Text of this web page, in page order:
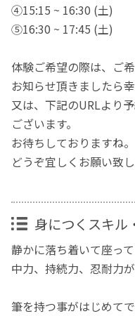
④15:15 ~ 16:30 (土)
⑤16:30 ~ 17:45 (土)
体験ご希望の際は、ご
お知らせ頂きましたら幸
又は、下記のURLより
ございます。
お待ちしておりますね。
どうぞ宜しくお願い致し
身につくスキル
静かに落ち着いて座っ
中力、持続力、忍耐力が
筆を持つ事がはじめて